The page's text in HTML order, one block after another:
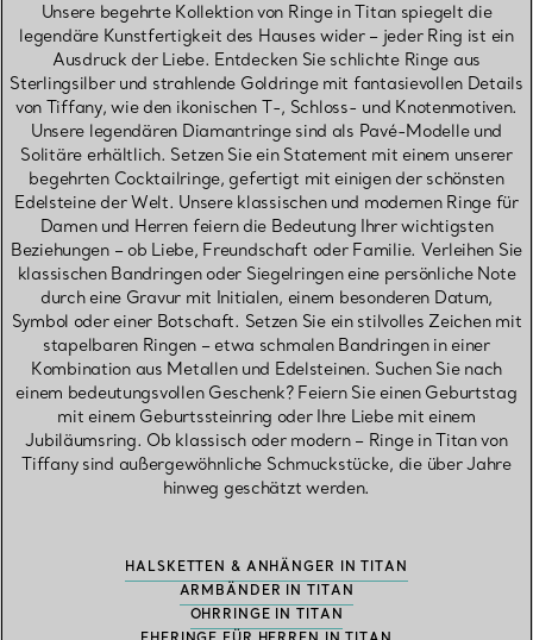
Unsere begehrte Kollektion von Ringe in Titan spiegelt die
legendäre Kunstfertigkeit des Hauses wider – jeder Ring ist ein
Ausdruck der Liebe. Entdecken Sie schlichte Ringe aus
Sterlingsilber und strahlende Goldringe mit fantasievollen Details
von Tiffany, wie den ikonischen T-, Schloss- und Knotenmotiven.
Unsere legendären Diamantringe sind als Pavé-Modelle und
Solitäre erhältlich. Setzen Sie ein Statement mit einem unserer
begehrten Cocktailringe, gefertigt mit einigen der schönsten
Edelsteine der Welt. Unsere klassischen und modernen Ringe für
Damen und Herren feiern die Bedeutung Ihrer wichtigsten
Beziehungen – ob Liebe, Freundschaft oder Familie. Verleihen Sie
klassischen Bandringen oder Siegelringen eine persönliche Note
durch eine Gravur mit Initialen, einem besonderen Datum,
Symbol oder einer Botschaft. Setzen Sie ein stilvolles Zeichen mit
stapelbaren Ringen – etwa schmalen Bandringen in einer
Kombination aus Metallen und Edelsteinen. Suchen Sie nach
einem bedeutungsvollen Geschenk? Feiern Sie einen Geburtstag
mit einem Geburtssteinring oder Ihre Liebe mit einem
Jubiläumsring. Ob klassisch oder modern – Ringe in Titan von
Tiffany sind außergewöhnliche Schmuckstücke, die über Jahre
hinweg geschätzt werden.
HALSKETTEN & ANHÄNGER IN TITAN
ARMBÄNDER IN TITAN
OHRRINGE IN TITAN